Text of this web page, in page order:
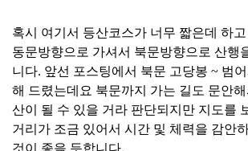
혹시 여기서 등산코스가 너무 짧은데 하
동문방향으로 가셔서 북문방향으로 산행
니다. 앞선 포스팅에서 북문 고당봉 ~ 범
해 드렸는데요 북문까지 가는 길도 문안
산이 될 수 있을 거라 판단되지만 지도를
거리가 조금 있어서 시간 및 체력을 감안
것이 좋을 듯합니다.